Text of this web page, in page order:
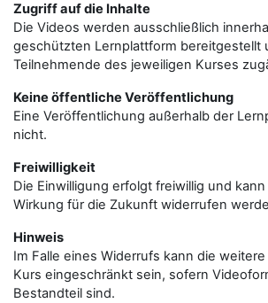
Zugriff auf die Inhalte
Die Videos werden ausschließlich
geschützten Lernplattform bereitgestellt
Teilnehmende des jeweiligen Kurses
Keine öffentliche Veröffentlichung
Eine Veröffentlichung außerhalb der
nicht.
Freiwilligkeit
Die Einwilligung erfolgt freiwillig und
Wirkung für die Zukunft widerrufen
Hinweis
Im Falle eines Widerrufs kann die weitere
Kurs eingeschränkt sein, sofern
Bestandteil sind.